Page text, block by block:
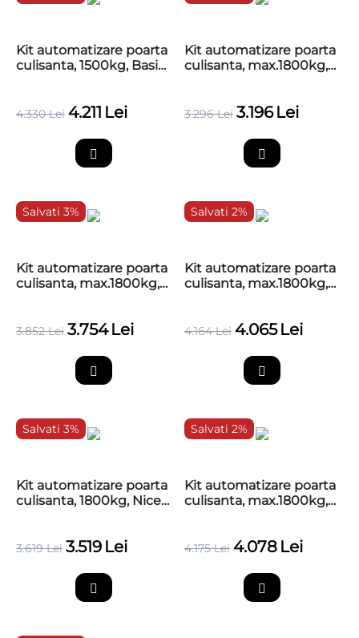
Kit automatizare poarta
culisanta, 1500kg, Basic,
4.330 Lei 4.211 Lei
Kit automatizare poarta
culisanta, max.1800kg,
3.296 Lei 3.196 Lei
Salvati 3%
Kit automatizare poarta
culisanta, max.1800kg,
3.852 Lei 3.754 Lei
Salvati 2%
Kit automatizare poarta
culisanta, max.1800kg,
4.164 Lei 4.065 Lei
Salvati 3%
Kit automatizare poarta
culisanta, 1800kg, Nice
3.619 Lei 3.519 Lei
Salvati 2%
Kit automatizare poarta
culisanta, max.1800kg,
4.175 Lei 4.078 Lei